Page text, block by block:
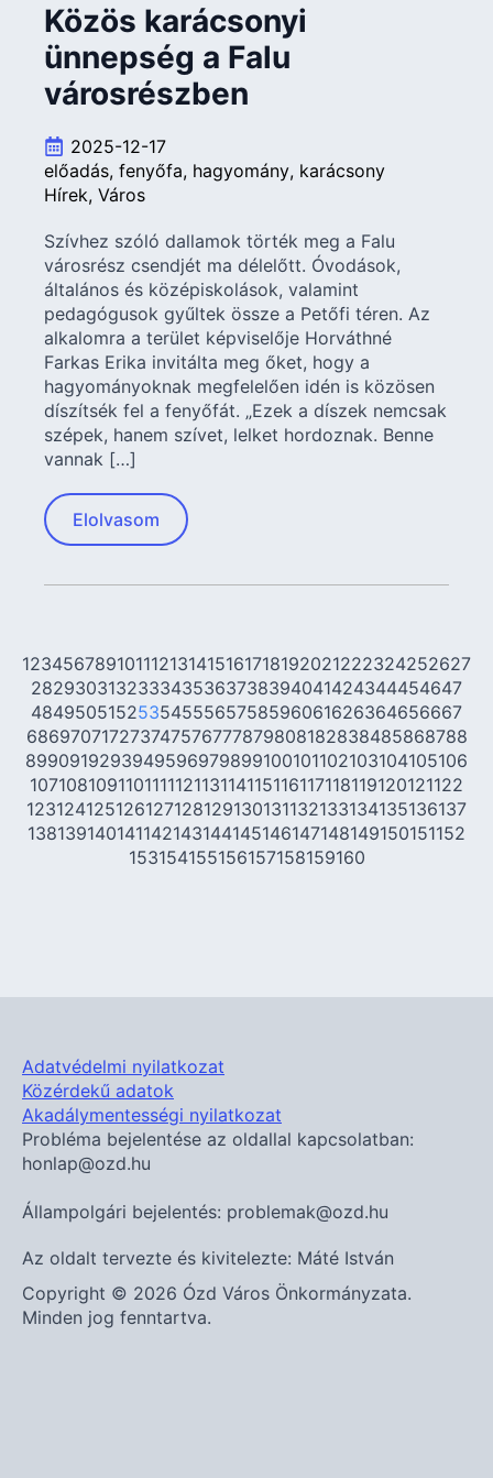
Közös karácsonyi
ünnepség a Falu
városrészben
2025-12-17
előadás fenyőfa hagyomány karácsony
Hírek Város
Szívhez szóló dallamok törték meg a Falu
városrész csendjét ma délelőtt. Óvodások,
általános és középiskolások, valamint
pedagógusok gyűltek össze a Petőfi téren. Az
alkalomra a terület képviselője Horváthné
Farkas Erika invitálta meg őket, hogy a
hagyományoknak megfelelően idén is közösen
díszítsék fel a fenyőfát. „Ezek a díszek nemcsak
szépek, hanem szívet, lelket hordoznak. Benne
vannak […]
Elolvasom
123456789101112131415161718192021222324252627
2829303132333435363738394041424344454647
4849505152535455565758596061626364656667
686970717273747576777879808182838485868788
8990919293949596979899100101102103104105106
107108109110111112113114115116117118119120121122
123124125126127128129130131132133134135136137
138139140141142143144145146147148149150151152
153154155156157158159160
Adatvédelmi nyilatkozat
Közérdekű adatok
Akadálymentességi nyilatkozat
Probléma bejelentése az oldallal kapcsolatban:
honlap@ozd.hu
Állampolgári bejelentés: problemak@ozd.hu
Az oldalt tervezte és kivitelezte: Máté István
Copyright © 2026 Ózd Város Önkormányzata.
Minden jog fenntartva.